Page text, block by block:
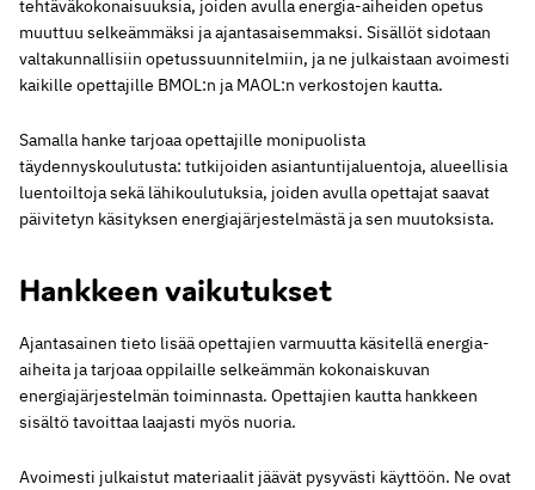
tehtäväkokonaisuuksia, joiden avulla energia-aiheiden opetus
muuttuu selkeämmäksi ja ajantasaisemmaksi. Sisällöt sidotaan
valtakunnallisiin opetussuunnitelmiin, ja ne julkaistaan avoimesti
kaikille opettajille BMOL:n ja MAOL:n verkostojen kautta.
Samalla hanke tarjoaa opettajille monipuolista
täydennyskoulutusta: tutkijoiden asiantuntijaluentoja, alueellisia
luentoiltoja sekä lähikoulutuksia, joiden avulla opettajat saavat
päivitetyn käsityksen energiajärjestelmästä ja sen muutoksista.
Hankkeen vaikutukset
Ajantasainen tieto lisää opettajien varmuutta käsitellä energia-
aiheita ja tarjoaa oppilaille selkeämmän kokonaiskuvan
energiajärjestelmän toiminnasta. Opettajien kautta hankkeen
sisältö tavoittaa laajasti myös nuoria.
Avoimesti julkaistut materiaalit jäävät pysyvästi käyttöön. Ne ovat